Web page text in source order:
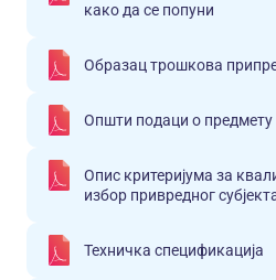
како да се попуни
Образац трошкова
Општи подаци о предмету
Опис критеријума за
избор привредног
Техничка спецификација